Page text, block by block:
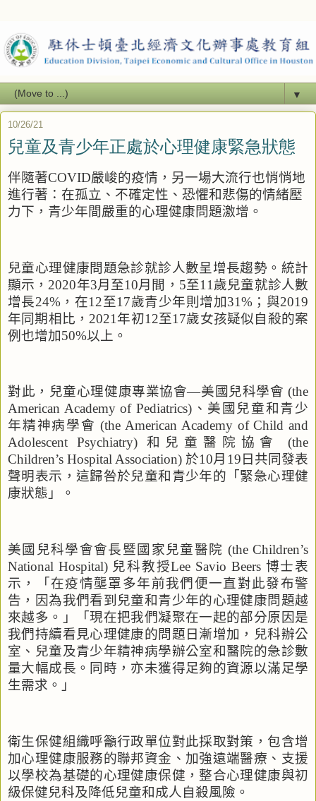
▼
10/26/21
兒童及青少年正處於心理健康緊急狀態
伴隨著COVID嚴峻的疫情，另一場大流行也悄悄地
進行著：在孤立、不確定性、恐懼和悲傷的情緒壓
力下，青少年間嚴重的心理健康問題激增。
兒童心理健康問題急診就診人數呈增長趨勢。統計
顯示， 2020年3月至10月間， 5至11 歲兒童就診人數
增長24%，在12至17歲青少年則增加31% ；與2019
年同期相比， 2021 年初12至17歲女孩疑似自殺的案
例也增加50%以上。
對此，兒童心理健康專業協會—美國兒科學會 (the
American Academy of Pediatrics)、美國兒童和青少
年精神病學會 (the American Academy of Child and
Adolescent Psychiatry) 和兒童醫院協會
(the
Children’s Hospital Association) 於10月 19 日共同發表
聲明表示，這歸咎於兒童和青少年的 「緊急心理健
康狀態 」。
美國兒科學會會長暨國家兒童醫院 (the Children’s
National Hospital) 兒科教授Lee Savio Beers 博士表
示，「在疫情壟罩多年前我們便一直對此發布警
告，因為我們看到兒童和青少年的心理健康問題越
來越多。」「現在把我們凝聚在一起的部分原因是
我們持續看見心理健康的問題日漸增加，兒科辦公
室、兒童及青少年精神病學辦公室和醫院的急診數
量大幅成長。同時，亦未獲得足夠的資源以滿足學
生需求。」
衛生保健組織呼籲行政單位對此採取對策，包含增
加心理健康服務的聯邦資金、加強遠端醫療、支援
以學校為基礎的心理健康保健，整合心理健康與初
級保健兒科及降低兒童和成人自殺風險。